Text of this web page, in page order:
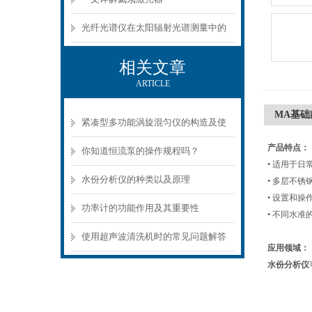
光纤光谱仪在太阳辐射光谱测量中的
相关文章
ARTICLE
紧凑型多功能涡旋混匀仪的构造及使
用
你知道恒流泵的操作规程吗？
水份分析仪的种类以及原理
功率计的功能作用及其重要性
使用超声波清洗机时的常见问题解答
MA基础
产品特点：
• 适用于日
• 多层不锈
• 设置和操
• 不同水准
应用领域：
水份分析仪